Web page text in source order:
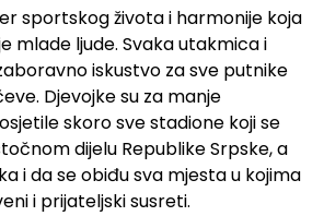
sportskog života i harmonije koja
mlade ljude. Svaka utakmica i
iskustvo za sve putnike
Djevojke su za manje
skoro sve stadione koji se
dijelu Republike Srpske, a
i da se obiđu sva mjesta u kojima
i prijateljski susreti.